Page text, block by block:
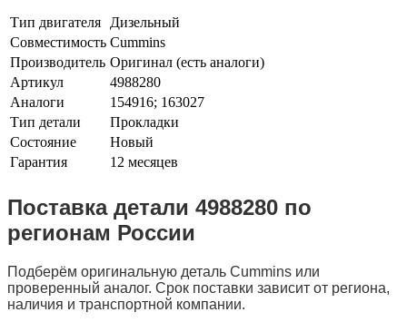
Тип двигателя
Дизельный
Совместимость Cummins
Производитель Оригинал (есть аналоги)
Артикул
4988280
Аналоги
154916; 163027
Тип детали
Прокладки
Состояние
Новый
Гарантия
12 месяцев
Поставка детали 4988280 по
регионам России
Подберём оригинальную деталь Cummins или
проверенный аналог. Срок поставки зависит от региона,
наличия и транспортной компании.